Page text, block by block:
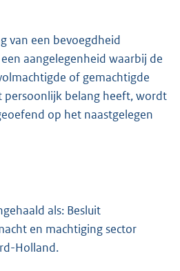
van een bevoegdheid
aangelegenheid waarbij de
of gemachtigde
persoonlijk belang heeft, wordt
op het naastgelegen
als: Besluit
en machtiging sector
Holland.